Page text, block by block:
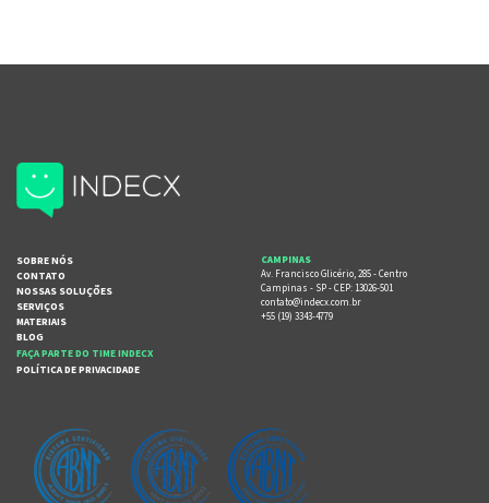
SOBRE NÓS
CONTATO
NOSSAS SOLUÇÕES
SERVIÇOS
MATERIAIS
BLOG
FAÇA PARTE DO TIME INDECX
POLÍTICA DE PRIVACIDADE
CAMPINAS
Av. Francisco Glicério, 285 - Centro
Campinas - SP - CEP: 13026-501
contato@indecx.com.br
+55 (19) 3343-4779